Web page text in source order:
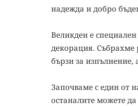
надежда и добро
Великден е
декорация. Събрахме
бързи за
Започваме с един от
останалите можете